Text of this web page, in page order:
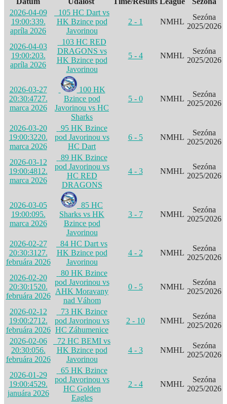
2026-04-09
19:00:339.
apríla 2026
105 HC Dart vs
HK Bzince pod
Javorinou
2 - 1 NMHL
Sezóna
2025/2026
2026-04-03
19:00:203.
apríla 2026
103 HC RED
DRAGONS vs
HK Bzince pod
Javorinou
5 - 4 NMHL
Sezóna
2025/2026
2026-03-27
20:30:4727.
marca 2026
100 HK
Bzince pod
Javorinou vs HC
Sharks
5 - 0 NMHL
Sezóna
2025/2026
2026-03-20
19:00:3220.
marca 2026
95 HK Bzince
pod Javorinou vs
HC Dart
6 - 5 NMHL
Sezóna
2025/2026
2026-03-12
19:00:4812.
marca 2026
89 HK Bzince
pod Javorinou vs
HC RED
DRAGONS
4 - 3 NMHL
Sezóna
2025/2026
2026-03-05
19:00:095.
marca 2026
85 HC
Sharks vs HK
Bzince pod
Javorinou
3 - 7 NMHL
Sezóna
2025/2026
2026-02-27
20:30:31 27.
februára 2026
84 HC Dart vs
HK Bzince pod
Javorinou
4 - 2 NMHL
Sezóna
2025/2026
2026-02-20
20:30:1520.
februára 2026
80 HK Bzince
pod Javorinou vs
AHK Moravany
nad Váhom
0 - 5 NMHL
Sezóna
2025/2026
2026-02-12
19:00:2712.
februára 2026
73 HK Bzince
pod Javorinou vs
HC Záhumenice
2 - 10 NMHL
Sezóna
2025/2026
2026-02-06
20:30:056.
februára 2026
72 HC BEMI vs
HK Bzince pod
Javorinou
4 - 3 NMHL
Sezóna
2025/2026
2026-01-29
19:00:4529.
januára 2026
65 HK Bzince
pod Javorinou vs
HC Golden
Eagles
2 - 4 NMHL
Sezóna
2025/2026